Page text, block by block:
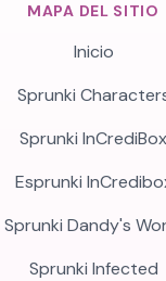
MAPA DEL SITIO
Inicio
Sprunki
Sprunki InCrediBox
Esprunki
Sprunki Dandy's
Sprunki Infected